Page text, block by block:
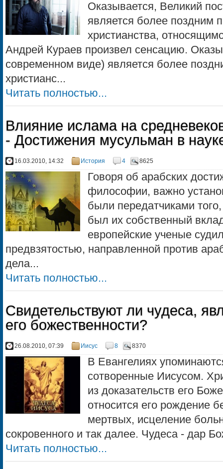
Оказывается, Великий
является более поздним
христианства,
Андрей Кураев произвел сенсацию.
современном виде) является более
христианс...
Читать полностью...
Влияние ислама на
- Достижения мусульман в
16.03.2010, 14:32 История 4 8625
Говоря об арабских
философии, важно
были передатчиками
был их собственный
европейские ученые
предвзятостью, направленной против
дела...
Читать полностью...
Свидетельствуют ли чудеса,
его божественности?
26.08.2010, 07:39 Иисус 8 8370
В Евангелиях
сотворенные Иисусом.
из доказательств его
относится его рождение
мертвых, исцеление
сокровенного и так далее. Чудеса - дар
Читать полностью...